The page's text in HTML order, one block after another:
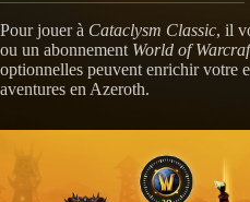
Pour jouer à Cataclysm Classic, il
ou un abonnement World of
optionnelles peuvent enrichir votre
aventures en Azeroth.